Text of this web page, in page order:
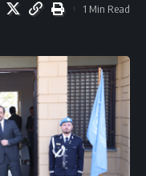
1 Min Read